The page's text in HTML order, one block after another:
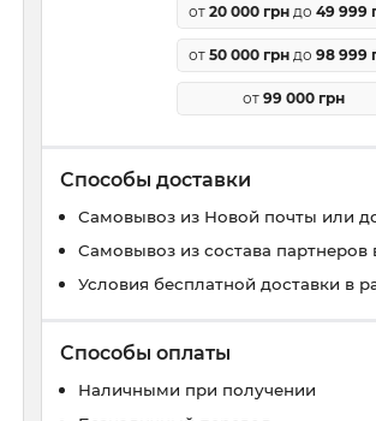
от 20 000 грн до 49 999
от 50 000 грн до 98 999
от 99 000 грн
Способы доставки
Самовывоз из Новой почты или
Самовывоз из состава партнеров
Условия бесплатной доставки в
Способы оплаты
Наличными при получении